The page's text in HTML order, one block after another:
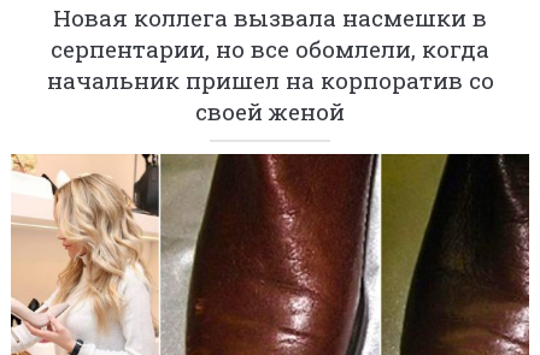
Новая коллега вызвала насмешки в
серпентарии, но все обомлели, когда
начальник пришел на корпоратив со
своей женой